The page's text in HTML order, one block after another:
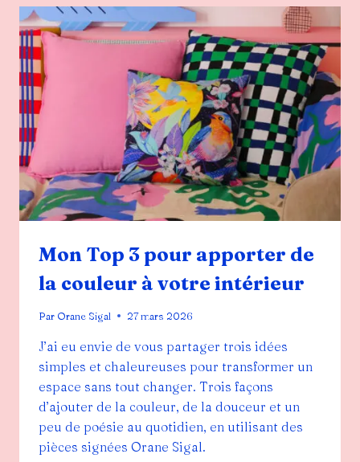
Mon Top 3 pour apporter de
la couleur à votre intérieur
Par Orane Sigal 27 mars 2026
J’ai eu envie de vous partager trois idées
simples et chaleureuses pour transformer un
espace sans tout changer. Trois façons
d’ajouter de la couleur, de la douceur et un
peu de poésie au quotidien, en utilisant des
pièces signées Orane Sigal.